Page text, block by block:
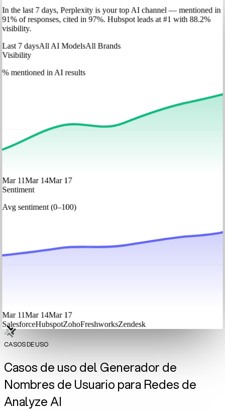
Inthe last 7 days, Perplexityis your top AI channel — mentioned in
91% of responses, cited in 97%. Hubspotleads at #1 with 88.2%
visibility.
Last 7 daysAll AI ModelsAll Brands
Visibility
% mentioned in AI results
Mar 11Mar 14Mar 17
Sentiment
Avg sentiment (0–100)
Mar 11Mar 14Mar 17
SalesforceHubspotZohoFreshworksZendesk
CASOS DE USO
Casos de uso del Generador de
Nombres de Usuario para Redes de
Analyze AI